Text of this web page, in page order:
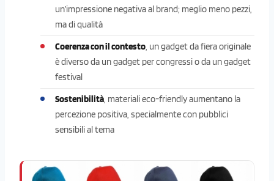
un’impressione negativa al brand; meglio meno pezzi,
ma di qualità
Coerenza con il contesto, un gadget da fiera originale
è diverso da un gadget per congressi o da un gadget
festival
Sostenibilità, materiali eco-friendly aumentano la
percezione positiva, specialmente con pubblici
sensibili al tema